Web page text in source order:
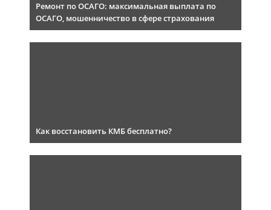
Ремонт по ОСАГО: максимальная выплата по
ОСАГО, мошенничество в сфере страхования
Как восстановить КМБ бесплатно?